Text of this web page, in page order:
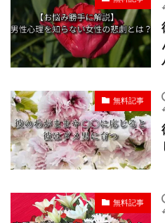
無料記事
無料記事